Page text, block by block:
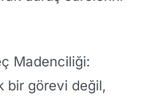
Madenciliği:
bir görevi değil,